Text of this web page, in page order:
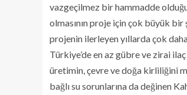
vazgeçilmez bir hammadde
olmasının proje için çok büyük
projenin ilerleyen yıllarda çok
Türkiye’de en az gübre ve zirai
üretimin, çevre ve doğa kirliliğini
bağlı su sorunlarına da değinen